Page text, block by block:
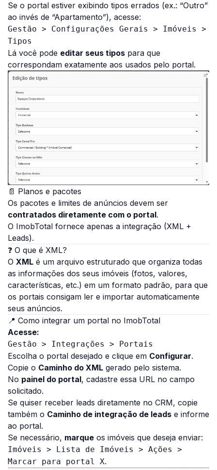
Se o portal estiver exibindo tipos errados (ex.: “Outro”
ao invés de “Apartamento”), acesse:
Gestão > Configurações Gerais > Imóveis >
Tipos
Lá você pode editar seus tipos para que
correspondam exatamente aos usados pelo portal.
📄 Planos e pacotes
Os pacotes e limites de anúncios devem ser
contratados diretamente com o portal.
O ImobTotal fornece apenas a integração (XML +
Leads).
❓ O que é XML?
O XML é um arquivo estruturado que organiza todas
as informações dos seus imóveis (fotos, valores,
características, etc.) em um formato padrão, para que
os portais consigam ler e importar automaticamente
seus anúncios.
📍 Como integrar um portal no ImobTotal
Acesse:
Gestão > Integrações > Portais
Escolha o portal desejado e clique em Configurar.
Copie o Caminho do XML gerado pelo sistema.
No painel do portal, cadastre essa URL no campo
solicitado.
Se quiser receber leads diretamente no CRM, copie
também o Caminho de integração de leads e informe
ao portal.
Se necessário, marque os imóveis que deseja enviar:
Imóveis > Lista de Imóveis > Ações >
Marcar para portal X.